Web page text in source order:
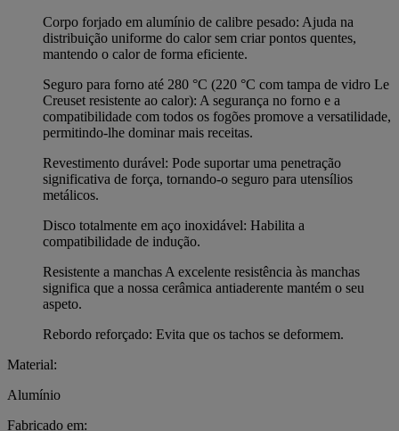
Corpo forjado em alumínio de calibre pesado: Ajuda na
distribuição uniforme do calor sem criar pontos quentes,
mantendo o calor de forma eficiente.
Seguro para forno até 280 °C (220 °C com tampa de vidro Le
Creuset resistente ao calor): A segurança no forno e a
compatibilidade com todos os fogões promove a versatilidade,
permitindo-lhe dominar mais receitas.
Revestimento durável: Pode suportar uma penetração
significativa de força, tornando-o seguro para utensílios
metálicos.
Disco totalmente em aço inoxidável: Habilita a
compatibilidade de indução.
Resistente a manchas A excelente resistência às manchas
significa que a nossa cerâmica antiaderente mantém o seu
aspeto.
Rebordo reforçado: Evita que os tachos se deformem.
Material:
Alumínio
Fabricado em: